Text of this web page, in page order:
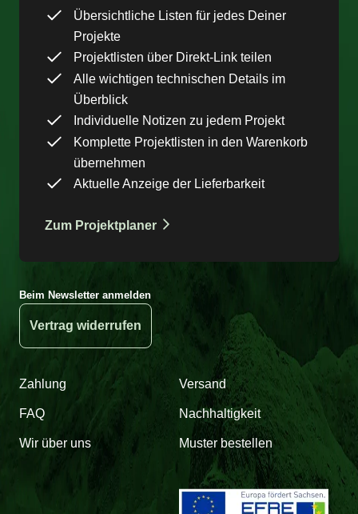
Übersichtliche Listen für jedes Deiner
Projekte
Projektlisten über Direkt-Link teilen
Alle wichtigen technischen Details im
Überblick
Individuelle Notizen zu jedem Projekt
Komplette Projektlisten in den Warenkorb
übernehmen
Aktuelle Anzeige der Lieferbarkeit
Zum Projektplaner
Beim Newsletter anmelden
Vertrag widerrufen
Zahlung Versand
FAQ Nachhaltigkeit
Wir über uns Muster bestellen